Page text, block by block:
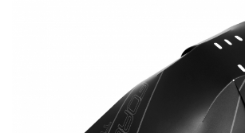
Scaun bicicleta copii